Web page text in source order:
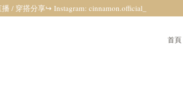
/ 穿搭分享↪ Instagram: cinnamon.official_
首頁